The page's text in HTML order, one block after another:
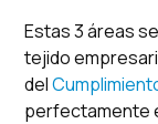
Estas 3 áreas
tejido
del
perfectamente